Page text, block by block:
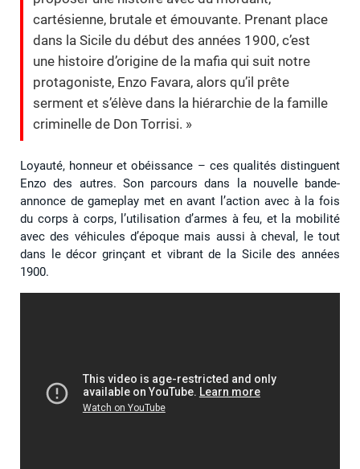
cartésienne, brutale et émouvante. Prenant place
dans la Sicile du début des années 1900, c’est
une histoire d’origine de la mafia qui suit notre
protagoniste, Enzo Favara, alors qu’il prête
serment et s’élève dans la hiérarchie de la famille
criminelle de Don Torrisi. »
Loyauté, honneur et obéissance – ces qualités distinguent
Enzo des autres. Son parcours dans la nouvelle bande-
annonce de gameplay met en avant l’action avec à la fois
du corps à corps, l’utilisation d’armes à feu, et la mobilité
avec des véhicules d’époque mais aussi à cheval, le tout
dans le décor grinçant et vibrant de la Sicile des années
1900.